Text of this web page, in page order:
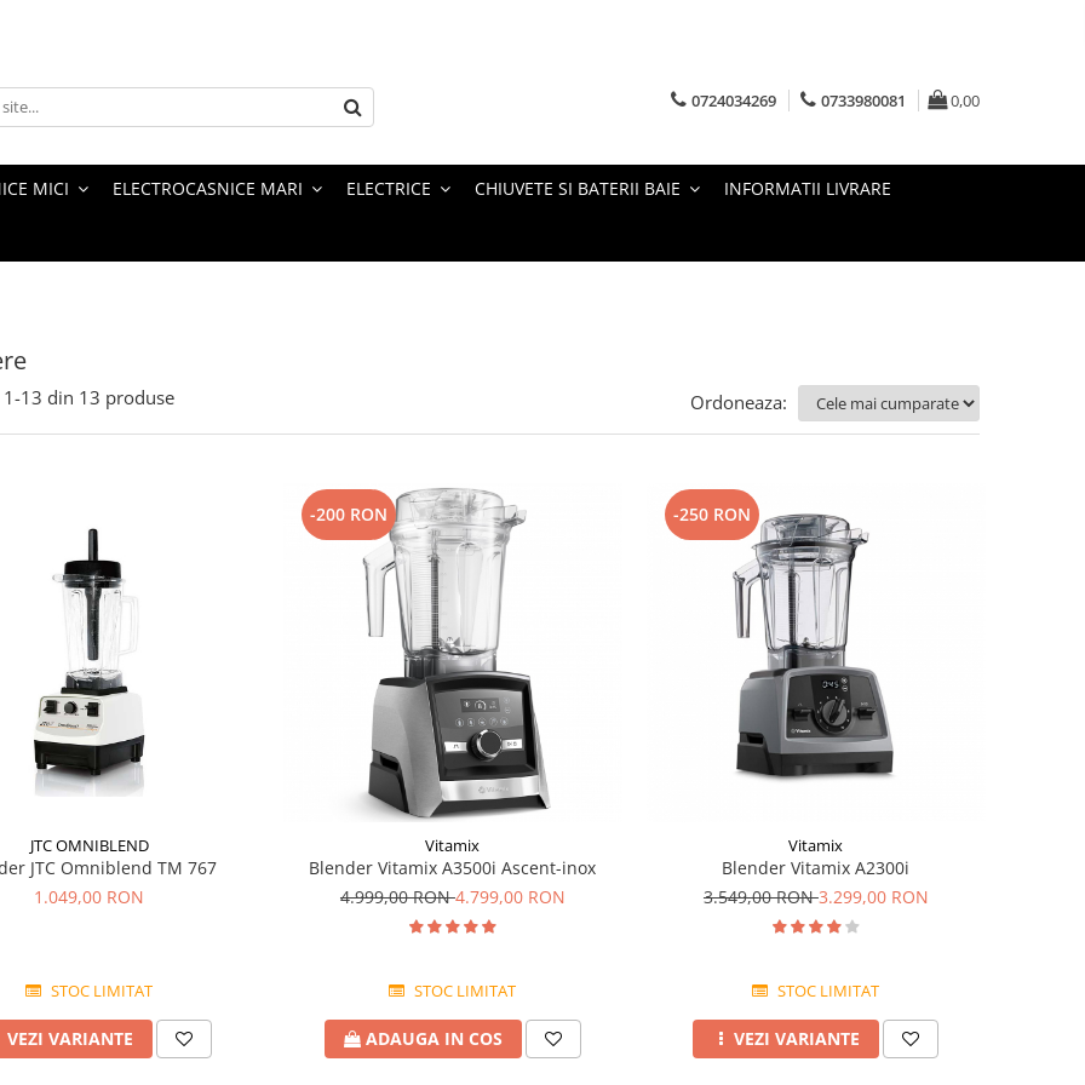
0724034269 0733980081 0,00
MICI ELECTROCASNICE MARI ELECTRICE CHIUVETE SI BATERII BAIE INFORMATII LIVRARE
1-13 din 13 produse Ordoneaza:
JTC OMNIBLEND
JTC Omniblend TM 767
1.049,00 RON
STOC LIMITAT
VEZI VARIANTE
-200 RON
Vitamix
Blender Vitamix A3500i Ascent-inox
4.999,00 RON4.799,00 RON
STOC LIMITAT
ADAUGA IN COS
-250 RON
Vitamix
Blender Vitamix A2300i
3.549,00 RON3.299,00 RON
STOC LIMITAT
VEZI VARIANTE